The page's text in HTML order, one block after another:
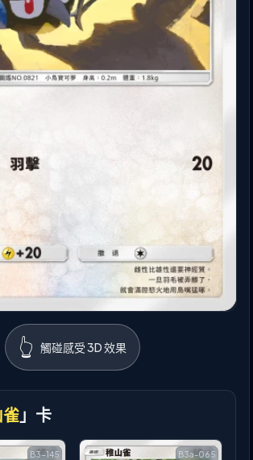
👆 觸碰感受 3D 效果
」卡
B3-145 B3a-065